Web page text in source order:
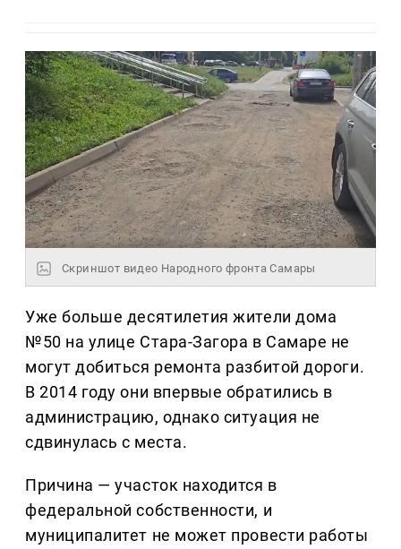
Скриншот видео Народного фронта Самары
Уже больше десятилетия жители дома
№50 на улице Стара-Загора в Самаре не
могут добиться ремонта разбитой дороги.
В 2014 году они впервые обратились в
администрацию, однако ситуация не
сдвинулась с места.
Причина — участок находится в
федеральной собственности, и
муниципалитет не может провести работы